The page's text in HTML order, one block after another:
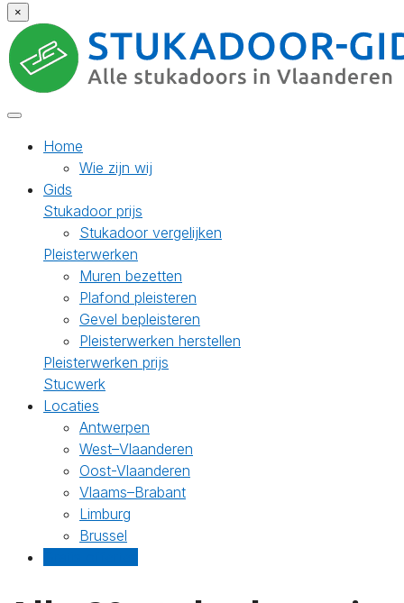
×
Home
Wie zijn wij
Gids
Stukadoor prijs
Stukadoor vergelijken
Pleisterwerken
Muren bezetten
Plafond pleisteren
Gevel bepleisteren
Pleisterwerken herstellen
Pleisterwerken prijs
Stucwerk
Locaties
Antwerpen
West–Vlaanderen
Oost-Vlaanderen
Vlaams–Brabant
Limburg
Brussel